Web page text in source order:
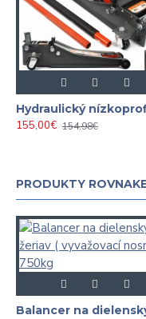
155,00€ 154,98€
PRODUKTY